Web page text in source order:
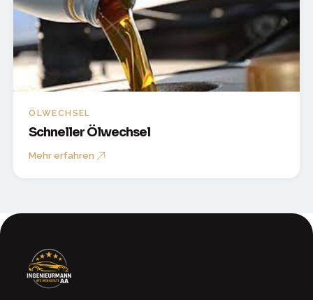
ÖLWECHSEL
Schneller Ölwechsel
Mehr erfahren